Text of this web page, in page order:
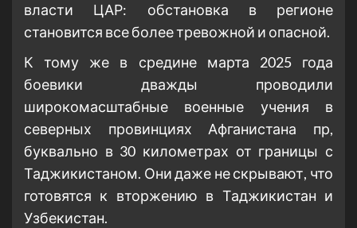
власти ЦАР: обстановка в регионе
становится все более тревожной и опасной.
К тому же в средине марта 2025 года
боевики дважды проводили
широкомасштабные военные учения в
северных провинциях Афганистана пр,
буквально в 30 километрах от границы с
Таджикистаном. Они даже не скрывают, что
готовятся к вторжению в Таджикистан и
Узбекистан.